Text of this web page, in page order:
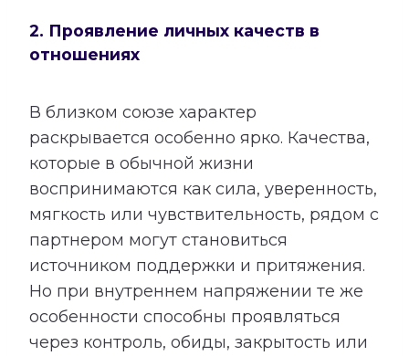
2. Проявление личных качеств в
отношениях
В близком союзе характер
раскрывается особенно ярко. Качества,
которые в обычной жизни
воспринимаются как сила, уверенность,
мягкость или чувствительность, рядом с
партнером могут становиться
источником поддержки и притяжения.
Но при внутреннем напряжении те же
особенности способны проявляться
через контроль, обиды, закрытость или